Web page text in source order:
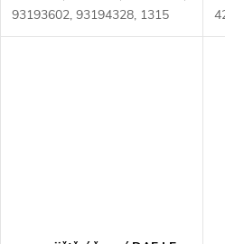
93193602, 93194328, 1315
207 009, 1315 207 011, 1315